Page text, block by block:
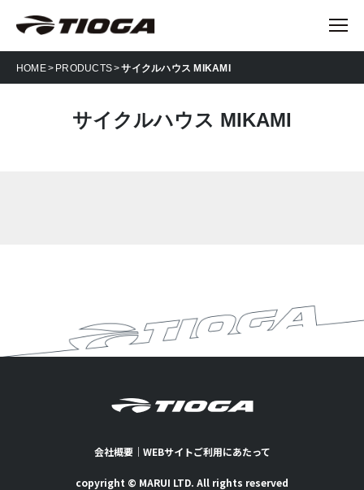
HOME PRODUCTS サイクルハウス MIKAMI
サイクルハウス MIKAMI
会社概要｜ WEBサイトご利用にあたって
copyright © MARUI LTD. All rights reserved